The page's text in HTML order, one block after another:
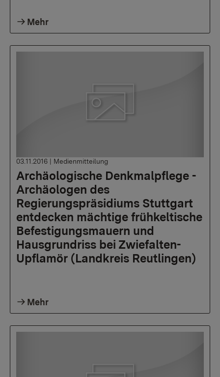
Mehr
Archäologische Denkmalpflege -
Archäologen des
Regierungspräsidiums Stuttgart
entdecken mächtige frühkeltische
Befestigungsmauern und
Hausgrundriss bei Zwiefalten-
Upflamör (Landkreis Reutlingen)
03.11.2016 | Medienmitteilung
Mehr